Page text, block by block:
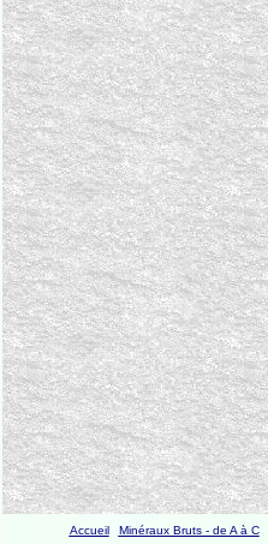
Accueil Minéraux Bruts - de A à C